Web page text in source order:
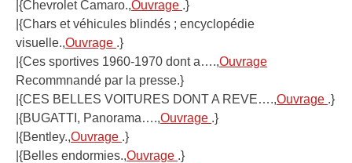
|{Chevrolet Camaro.,Ouvrage .}
|{Chars et véhicules blindés ; encyclopédie
visuelle.,Ouvrage .}
|{Ces sportives 1960-1970 dont a….,Ouvrage
Recommnandé par la presse.}
|{CES BELLES VOITURES DONT A REVE….,Ouvrage .}
|{BUGATTI, Panorama….,Ouvrage .}
|{Bentley.,Ouvrage .}
|{Belles endormies.,Ouvrage .}